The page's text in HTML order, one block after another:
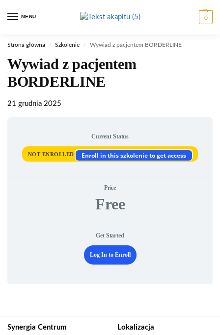
MENU 0
Strona główna / Szkolenie / Wywiad z pacjentem BORDERLINE
Wywiad z pacjentem
BORDERLINE
21 grudnia 2025
Current Status
NOT ENROLLED Enroll in this szkolenie to get access
Price
Free
Get Started
Log In to Enroll
Synergia Centrum Lokalizacja